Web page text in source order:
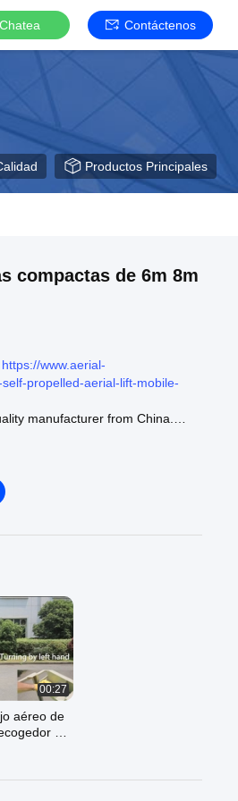
Chatea Contáctenos
Productos Principales
compactas de 6m 8m
https://www.aerial-
propelled-aerial-lift-mobile-
manufacturer from China.
workplatform.com/supplier-
00:27
aéreo de
de